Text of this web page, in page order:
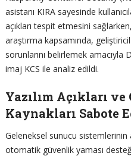
asistanı KIRA sayesinde
açıkları tespit etmesini
araştırma kapsamında,
sorunlarını belirlemek amacıyla
imaj KCS ile analiz edildi.
Yazılım Açıkları
Kaynakları Sabote
Geleneksel sunucu sistemlerinin
otomatik güvenlik yaması